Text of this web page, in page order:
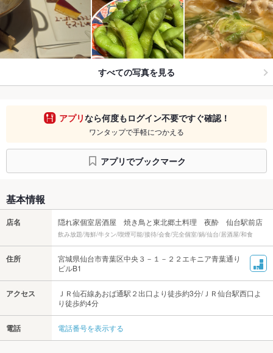
すべての写真を見る
アプリなら何度もログイン不要ですぐ確認！
ワンタップで手軽につかえる
アプリでブックマーク
基本情報
店名 隠れ家個室居酒屋 焼き鳥と東北郷土料理 夜酔 仙台駅前店
飲み放題/海鮮/牛タン/喫煙可能/接待/会食/完全個室/鍋/仙台/居酒屋/和食
住所
宮城県仙台市青葉区中央３－１－２２エキニア青葉通り
ビルB1
アクセス
ＪＲ仙石線あおば通駅２出口より徒歩約3分/ＪＲ仙台駅西口よ
り徒歩約4分
電話 電話番号を表示する